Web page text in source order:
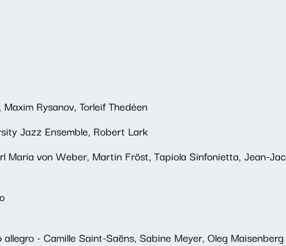
Rysanov, Torleif Thedéen
Jazz Ensemble, Robert Lark
Maria von Weber, Martin Fröst, Tapiola Sinfonietta, Jean-
- Camille Saint-Saëns, Sabine Meyer, Oleg Maisenberg